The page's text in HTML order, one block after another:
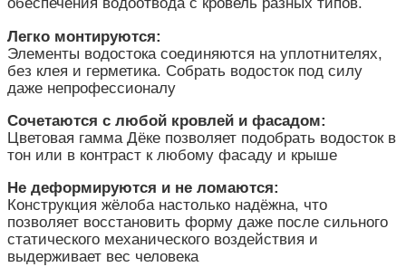
Легко монтируются:
Элементы водостока соединяются на уплотнителях,
без клея и герметика. Собрать водосток под силу
даже непрофессионалу
Сочетаются с любой кровлей и фасадом:
Цветовая гамма Дёке позволяет подобрать водосток в
тон или в контраст к любому фасаду и крыше
Не деформируются и не ломаются:
Конструкция жёлоба настолько надёжна, что
позволяет восстановить форму даже после сильного
статического механического воздействия и
выдерживает вес человека